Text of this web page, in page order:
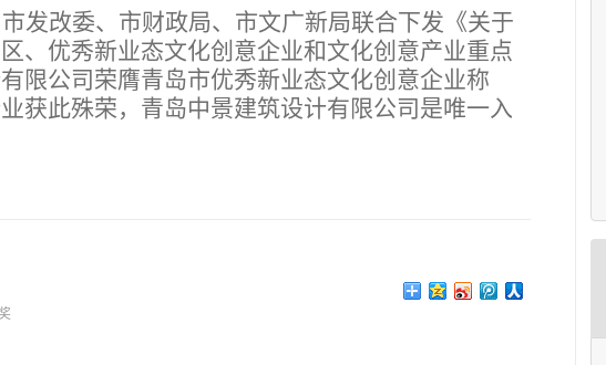
发改委、市财政局、市文广新局联合下发《关于
、优秀新业态文化创意企业和文化创意产业重点
限公司荣膺青岛市优秀新业态文化创意企业称
获此殊荣，青岛中景建筑设计有限公司是唯一入